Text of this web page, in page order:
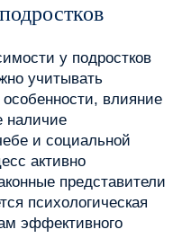
у подростков
учитывать
влияние
наличие
и социальной
активно
представители
психологическая
эффективного